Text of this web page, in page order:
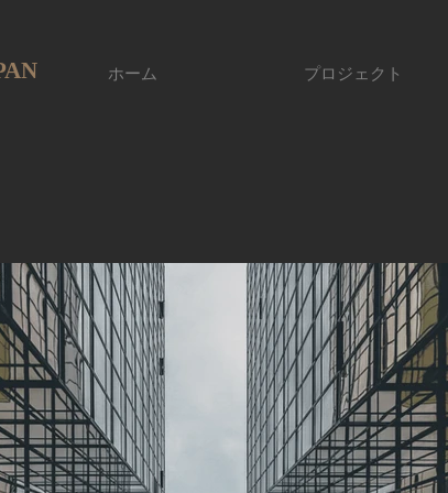
ホーム プロジェクト